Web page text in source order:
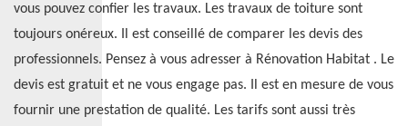
vous pouvez confier les travaux. Les travaux de toiture sont
toujours onéreux. Il est conseillé de comparer les devis des
professionnels. Pensez à vous adresser à Rénovation Habitat . Le
devis est gratuit et ne vous engage pas. Il est en mesure de vous
fournir une prestation de qualité. Les tarifs sont aussi très